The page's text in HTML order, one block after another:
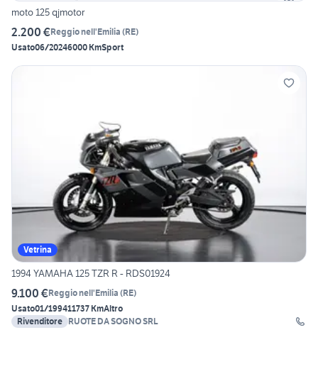
moto 125 qjmotor
2.200 €Reggio nell'Emilia (RE)
Usato06/20246000 KmSport
Vetrina
1994 YAMAHA 125 TZR R - RDS01924
9.100 €Reggio nell'Emilia (RE)
Usato01/199411737 KmAltro
Rivenditore RUOTE DA SOGNO SRL